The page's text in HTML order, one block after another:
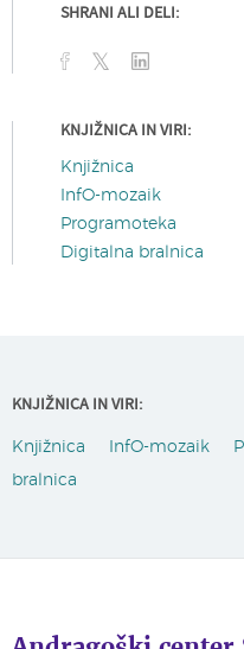
SHRANI ALI DELI:
KNJIŽNICA IN VIRI:
Knjižnica
InfO-mozaik
Programoteka
Digitalna bralnica
KNJIŽNICA IN VIRI:
Knjižnica InfO-mozaik
bralnica